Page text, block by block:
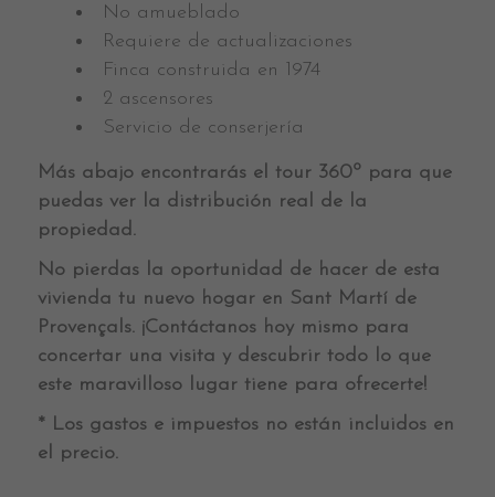
No amueblado
Requiere de actualizaciones
Finca construida en 1974
2 ascensores
Servicio de conserjería
Más abajo encontrarás el tour 360º para que
puedas ver la distribución real de la
propiedad.
No pierdas la oportunidad de hacer de esta
vivienda tu nuevo hogar en Sant Martí de
Provençals. ¡Contáctanos hoy mismo para
concertar una visita y descubrir todo lo que
este maravilloso lugar tiene para ofrecerte!
* Los gastos e impuestos no están incluidos en
el precio.